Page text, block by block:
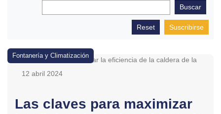
Suscribirse
Fontanería y Climatización
12 abril 2024
Las claves para maximizar